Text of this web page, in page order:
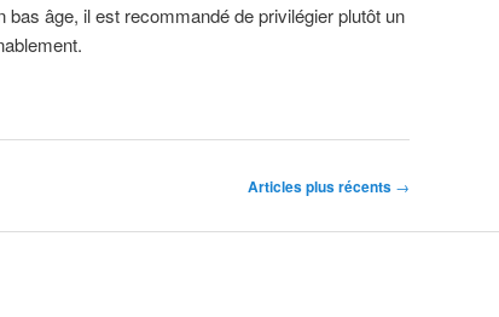
âge, il est recommandé de privilégier plutôt un
Articles plus récents →